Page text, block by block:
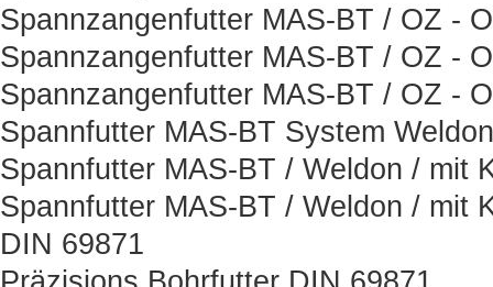
Spannzangenfutter MAS-BT / OZ -
Spannzangenfutter MAS-BT / OZ -
Spannzangenfutter MAS-BT / OZ -
Spannfutter MAS-BT System
Spannfutter MAS-BT / Weldon / mit
Spannfutter MAS-BT / Weldon / mit
DIN 69871